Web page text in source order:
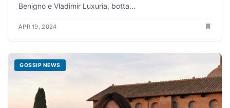
Benigno e Vladimir Luxuria, botta...
APR 19, 2024
GOSSIP NEWS